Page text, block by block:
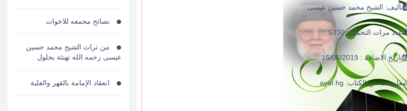
تأليف: الشيخ محمد حسين عيسى
عدد مرات التحميل: 5330
تاريخ الاضافة : 15/06/2019
معلومات عن الكتاب: ayat hg
نصائح مجمعه للاخوات
من تراث الشيح محمد حسين
عيسى رحمه الله تهنئة بحلول
انعقاد الإمامة بالقهر والغلبة